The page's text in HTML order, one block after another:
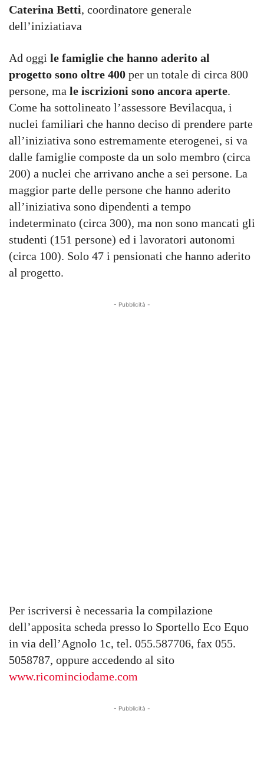
Caterina Betti, coordinatore generale
dell’iniziatiava
Ad oggi le famiglie che hanno aderito al
progetto sono oltre 400 per un totale di circa 800
persone, ma le iscrizioni sono ancora aperte.
Come ha sottolineato l’assessore Bevilacqua, i
nuclei familiari che hanno deciso di prendere parte
all’iniziativa sono estremamente eterogenei, si va
dalle famiglie composte da un solo membro (circa
200) a nuclei che arrivano anche a sei persone. La
maggior parte delle persone che hanno aderito
all’iniziativa sono dipendenti a tempo
indeterminato (circa 300), ma non sono mancati gli
studenti (151 persone) ed i lavoratori autonomi
(circa 100). Solo 47 i pensionati che hanno aderito
al progetto.
- Pubblicità -
Per iscriversi è necessaria la compilazione
dell’apposita scheda presso lo Sportello Eco Equo
in via dell’Agnolo 1c, tel. 055.587706, fax 055.
5058787, oppure accedendo al sito
www.ricominciodame.com
- Pubblicità -